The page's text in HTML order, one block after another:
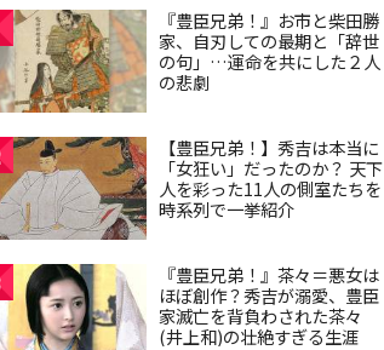
『豊臣兄弟！』お市と柴田勝
家、自刃しての最期と「辞世
の句」…運命を共にした２人
の悲劇
【豊臣兄弟！】秀吉は本当に
「女狂い」だったのか？ 天下
人を彩った11人の側室たちを
時系列で一挙紹介
『豊臣兄弟！』茶々＝悪女は
ほぼ創作？秀吉が溺愛、豊臣
家滅亡を背負わされた茶々
(井上和)の壮絶すぎる生涯